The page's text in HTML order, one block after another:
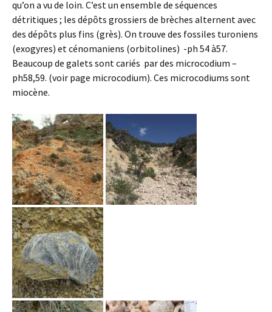
qu’on a vu de loin. C’est un ensemble de séquences
détritiques ; les dépôts grossiers de brèches alternent avec
des dépôts plus fins (grès). On trouve des fossiles turoniens
(exogyres) et cénomaniens (orbitolines) -ph 54 à57.
Beaucoup de galets sont cariés par des microcodium –
ph58,59. (voir page microcodium). Ces microcodiums sont
miocène.